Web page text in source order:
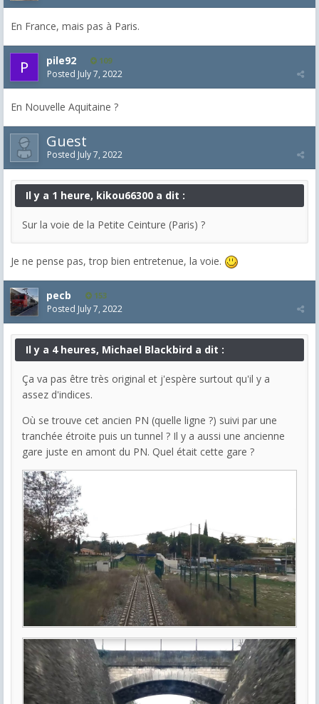
En France, mais pas à Paris.
pile92 109
Posted July 7, 2022
En Nouvelle Aquitaine ?
Guest
Posted July 7, 2022
Il y a 1 heure, kikou66300 a dit :
Sur la voie de la Petite Ceinture (Paris) ?
Je ne pense pas, trop bien entretenue, la voie.
pecb 153
Posted July 7, 2022
Il y a 4 heures, Michael Blackbird a dit :
Ça va pas être très original et j'espère surtout qu'il y a
assez d'indices.
Où se trouve cet ancien PN (quelle ligne ?) suivi par une
tranchée étroite puis un tunnel ? Il y a aussi une ancienne
gare juste en amont du PN. Quel était cette gare ?